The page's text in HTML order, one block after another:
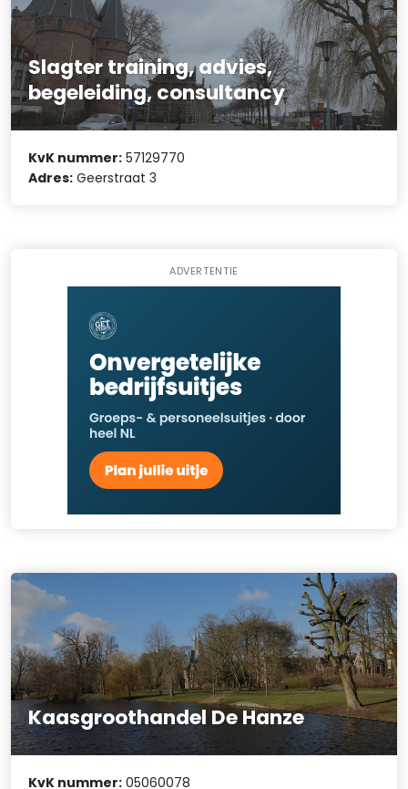
Slagter training, advies,
begeleiding, consultancy
KvK nummer: 57129770
Adres: Geerstraat 3
ADVERTENTIE
Kaasgroothandel De Hanze
KvK nummer: 05060078